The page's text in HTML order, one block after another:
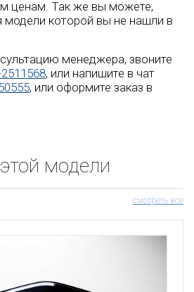
ценам. Так же вы можете,
модели которой вы не нашли в
менеджера, звоните
, или напишите в чат
, или оформите заказ в
модели
смотреть все